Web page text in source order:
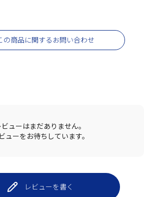
の商品に関するお問い合わせ
ビューはまだありません。
ューをお待ちしています。
レビューを書く